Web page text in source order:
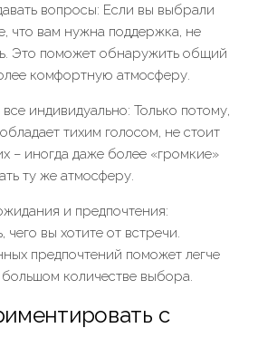
вопросы: Если вы выбрали
что вам нужна поддержка, не
Это поможет обнаружить общий
комфортную атмосферу.
индивидуально: Только потому,
тихим голосом, не стоит
– иногда даже более «громкие»
ту же атмосферу.
и предпочтения:
чего вы хотите от встречи.
предпочтений поможет легче
количестве выбора.
с